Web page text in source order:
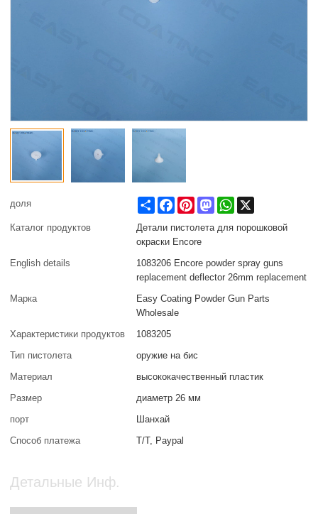
доля ShareFacebookPinterestMastodonWhatsApp
Каталог продуктов
Детали пистолета для порошковой
окраски Encore
English details
1083206 Encore powder spray guns
replacement deflector 26mm replacement
Марка
Easy Coating Powder Gun Parts
Wholesale
Характеристики продуктов
1083205
Тип пистолета
оружие на бис
Материал
высококачественный пластик
Размер
диаметр 26 мм
порт
Шанхай
Способ платежа
T/T, Paypal
Детальные Инф.